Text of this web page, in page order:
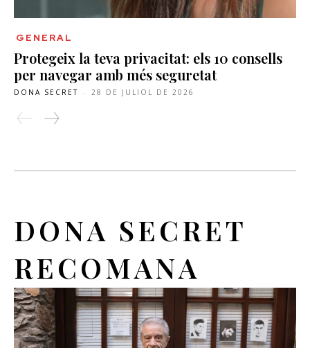
GENERAL
Protegeix la teva privacitat: els 10 consells
per navegar amb més seguretat
DONA SECRET - 28 DE JULIOL DE 2026
DONA SECRET
RECOMANA